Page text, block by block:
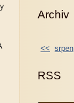
Archiv
<< srpen
RSS